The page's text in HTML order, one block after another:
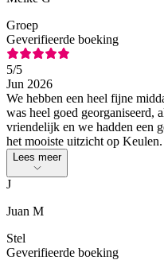
Groep
Geverifieerde boeking
5/5
Jun 2026
We hebben een heel fijne
was heel goed georganiseerd,
vriendelijk en we hadden een
het mooiste uitzicht op Keulen.
Lees meer
J
Juan M
Stel
Geverifieerde boeking